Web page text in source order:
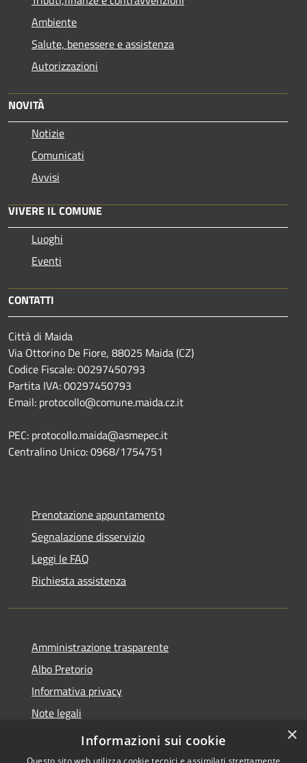
Ambiente
Salute, benessere e assistenza
Autorizzazioni
NOVITÀ
Notizie
Comunicati
Avvisi
VIVERE IL COMUNE
Luoghi
Eventi
CONTATTI
Città di Maida
Via Ottorino De Fiore, 88025 Maida (CZ)
Codice Fiscale: 00297450793
Partita IVA: 00297450793
Email: protocollo@comune.maida.cz.it
PEC: protocollo.maida@asmepec.it
Centralino Unico: 0968/1754751
Prenotazione appuntamento
Segnalazione disservizio
Leggi le FAQ
Richiesta assistenza
Amministrazione trasparente
Albo Pretorio
Informativa privacy
Note legali
Dichiarazione di accessibilità
×
Informazioni sui cookie
Questo sito web utilizza cookie tecnici e assimilati strettamente